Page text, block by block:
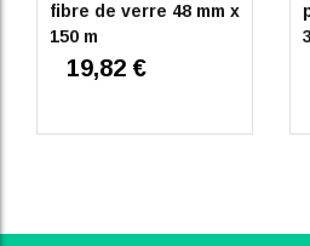
fibre de verre 48 mm x
150 m
19,82 €